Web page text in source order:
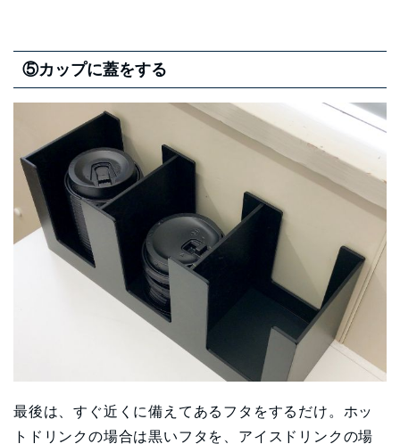
⑤カップに蓋をする
最後は、すぐ近くに備えてあるフタをするだけ。ホッ
トドリンクの場合は黒いフタを、アイスドリンクの場